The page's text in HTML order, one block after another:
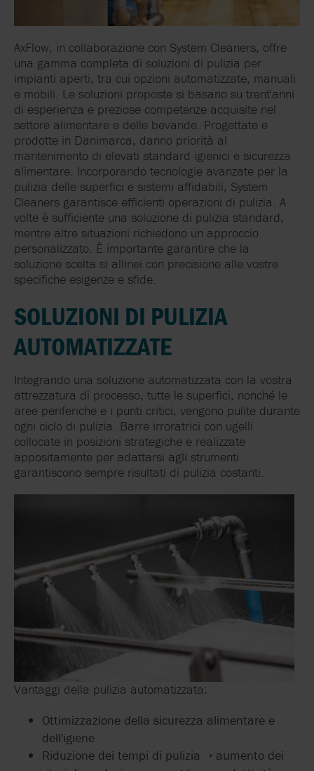
AxFlow, in collaborazione con System Cleaners, offre
una gamma completa di soluzioni di pulizia per
impianti aperti, tra cui opzioni automatizzate, manuali
e mobili. Le soluzioni proposte si basano su trent'anni
di esperienza e preziose competenze acquisite nel
settore alimentare e delle bevande. Progettate e
prodotte in Danimarca, danno priorità al
mantenimento di elevati standard igienici e sicurezza
alimentare. Incorporando tecnologie avanzate per la
pulizia delle superfici e sistemi affidabili, System
Cleaners garantisce efficienti operazioni di pulizia. A
volte è sufficiente una soluzione di pulizia standard,
mentre altre situazioni richiedono un approccio
personalizzato. È importante garantire che la
soluzione scelta si allinei con precisione alle vostre
specifiche esigenze e sfide.
SOLUZIONI DI PULIZIA
AUTOMATIZZATE
Integrando una soluzione automatizzata con la vostra
attrezzatura di processo, tutte le superfici, nonché le
aree periferiche e i punti critici, vengono pulite durante
ogni ciclo di pulizia. Barre irroratrici con ugelli
collocate in posizioni strategiche e realizzate
appositamente per adattarsi agli strumenti
garantiscono sempre risultati di pulizia costanti.
Vantaggi della pulizia automatizzata:
Ottimizzazione della sicurezza alimentare e
dell'igiene
Riduzione dei tempi di pulizia → aumento dei